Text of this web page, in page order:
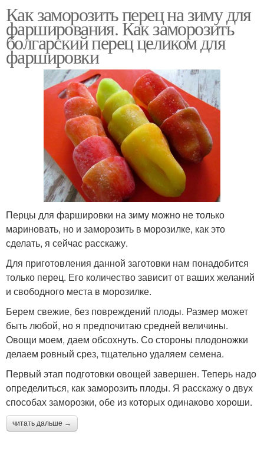
Как заморозить перец на зиму для
фарширования. Как заморозить
болгарский перец целиком для
фаршировки
Перцы для фаршировки на зиму можно не только
мариновать, но и заморозить в морозилке, как это
сделать, я сейчас расскажу.
Для приготовления данной заготовки нам понадобится
только перец. Его количество зависит от ваших желаний
и свободного места в морозилке.
Берем свежие, без повреждений плоды. Размер может
быть любой, но я предпочитаю средней величины.
Овощи моем, даем обсохнуть. Со стороны плодоножки
делаем ровный срез, тщательно удаляем семена.
Первый этап подготовки овощей завершен. Теперь надо
определиться, как заморозить плоды. Я расскажу о двух
способах заморозки, обе из которых одинаково хороши.
читать дальше →